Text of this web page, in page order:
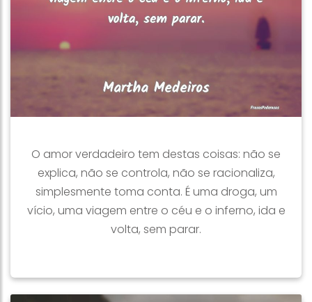
O amor verdadeiro tem destas coisas: não se
explica, não se controla, não se racionaliza,
simplesmente toma conta. É uma droga, um
vício, uma viagem entre o céu e o inferno, ida e
volta, sem parar.